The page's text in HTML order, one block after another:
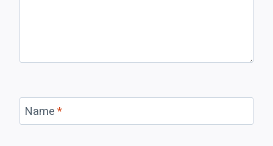
Name*